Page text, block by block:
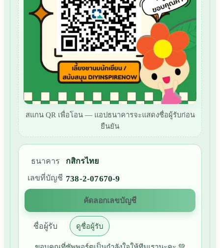
สแกน QR เพื่อโอน — แอปธนาคารจะแสดงชื่อผู้รับก่อน
ยืนยัน
ธนาคาร
กสิกรไทย
เลขที่บัญชี 738-2-07670-9
คัดลอกเลขบัญชี
ชื่อผู้รับ ดูชื่อผู้รับ